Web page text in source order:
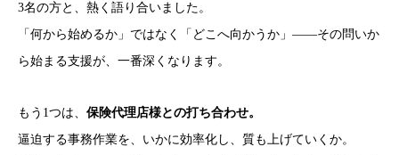
3名の方と、熱く語り合いました。
「何から始めるか」ではなく「どこへ向かうか」——その問いか
ら始まる支援が、一番深くなります。
もう1つは、 保険代理店様との打ち合わせ。
逼迫する事務作業を、いかに効率化し、質も上げていくか。